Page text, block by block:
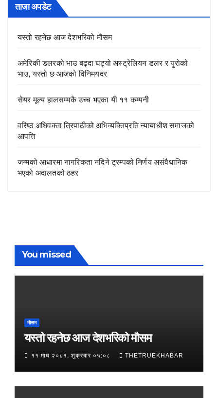
ताजा अपडेट
यस्तो रहनेछ आज देशभरिको मौसम
अमेरिकी डलरको भाउ बढ्दा घट्यो अस्ट्रेलियन डलर र युरोको
भाउ, यस्तो छ आजको विनिमयदर
सेयर मूल्य हालसम्मकै उच्च भएका यी ११ कम्पनी
वरिष्ठ अधिवक्ता त्रिपाठीको अभिव्यक्तिप्रति न्यायाधीश समाजको
आपत्ति
जन्मको आधारमा नागरिकता नदिने ट्रम्पको निर्णय असंवैधानिक
भएको अदालतको ठहर
You missed
मौसम
यस्तो रहनेछ आज देशभरिको मौसम
११ माघ २०८१, शुक्रबार ०५:०८ THETRUEKHABAR